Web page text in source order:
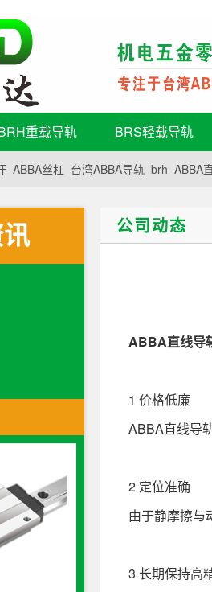
重载导轨 BRS轻载导轨
ABBA丝杠 台湾ABBA导轨 brh ABBA
公司动态
ABBA直线导
1 价格低廉
ABBA直线导
2 定位准确
由于静摩擦与
3 长期保持高